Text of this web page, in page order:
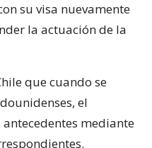
su visa nuevamente
la actuación de la
que cuando se
el
mediante